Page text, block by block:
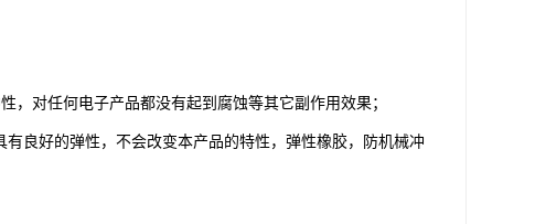
，对任何电子产品都没有起到腐蚀等其它副作用效果；
良好的弹性，不会改变本产品的特性，弹性橡胶，防机械冲